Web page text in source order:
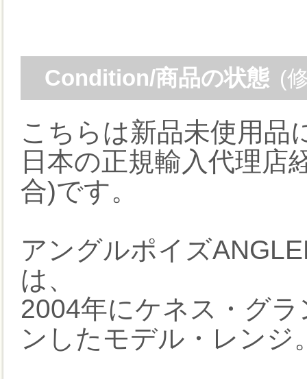
Condition/商品の状態 (
こちらは新品未使用品
日本の正規輸入代理店
合)です。
アングルポイズ
は、
2004年にケネス・グ
ンしたモデル・レンジ